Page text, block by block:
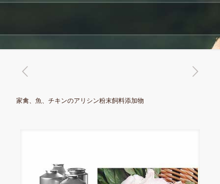
家禽、魚、チキンのアリシン粉末飼料添加物